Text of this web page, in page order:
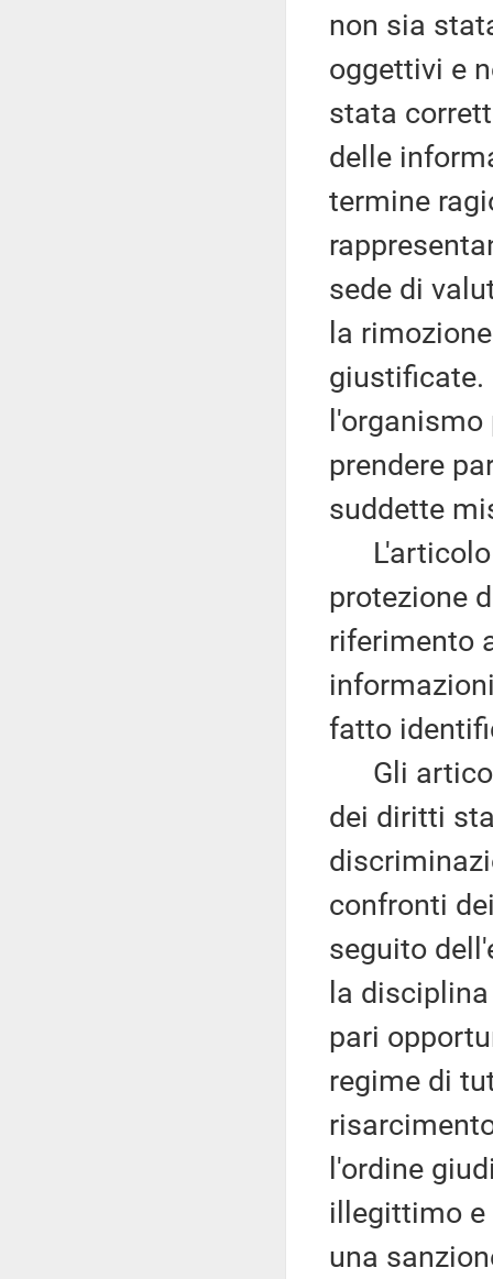
non sia
oggettivi e
stata
delle
termine
sede di
la
giustificate.
prendere
suddette
L'articolo
protezione
riferimento
fatto
Gli articoli
dei diritti
confronti
seguito
la
pari
regime di
l'ordine
illegittimo e
una